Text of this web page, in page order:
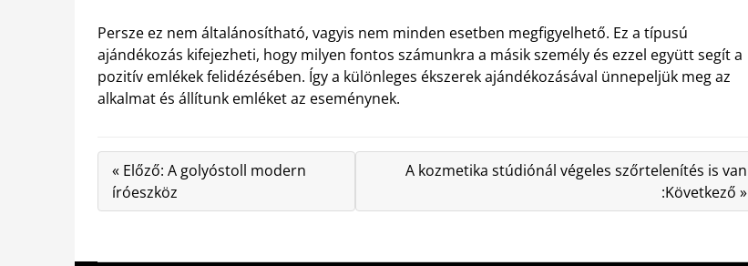
Persze ez nem általánosítható, vagyis nem minden esetben megfigyelhető. Ez a típusú
ajándékozás kifejezheti, hogy milyen fontos számunkra a másik személy és ezzel együtt segít a
pozitív emlékek felidézésében. Így a különleges ékszerek ajándékozásával ünnepeljük meg az
alkalmat és állítunk emléket az eseménynek.
« Előző: A golyóstoll modern
íróeszköz
A kozmetika stúdiónál végeles szőrtelenítés is van
:Következő »